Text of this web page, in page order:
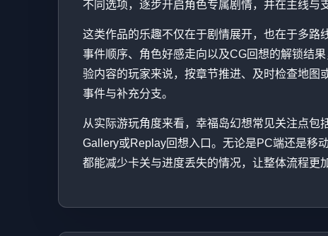
不同选项，逐步开启角色专属剧情，并在主线与
这类作品的乐趣不仅在于剧情展开，也在于多路
事件顺序、角色好感走向以及CG回想的解锁结
验内容的玩家来说，按章节推进、及时检查地图
事件与补充分支。
从实际游玩角度来看，幸福岛幻想常见关注点
Gallery或Replay回想入口。无论是PC端还是移
都能减少卡关与进度丢失的情况，让整体流程更